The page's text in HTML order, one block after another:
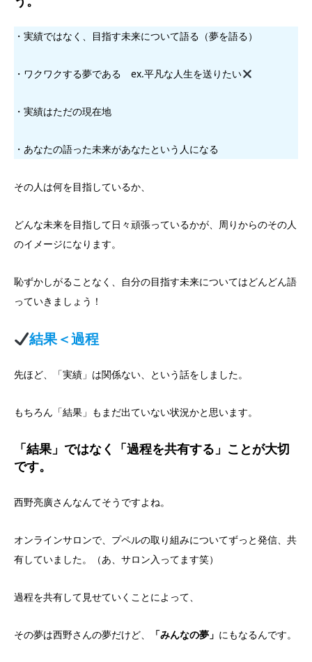
・実績ではなく、目指す未来について語る（夢を語る）
・ワクワクする夢である ex.平凡な人生を送りたい
・実績はただの現在地
・あなたの語った未来があなたという人になる
その人は何を目指しているか、
どんな未来を目指して日々頑張っているかが、周りからのその人
のイメージになります。
恥ずかしがることなく、自分の目指す未来についてはどんどん語
っていきましょう！
結果＜過程
先ほど、「実績」は関係ない、という話をしました。
もちろん「結果」もまだ出ていない状況かと思います。
「結果」ではなく「過程を共有する」ことが大切
です。
西野亮廣さんなんてそうですよね。
オンラインサロンで、プペルの取り組みについてずっと発信、共
有していました。（あ、サロン入ってます笑）
過程を共有して見せていくことによって、
その夢は西野さんの夢だけど、 「みんなの夢」 にもなるんです。